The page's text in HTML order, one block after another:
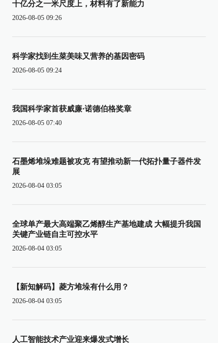
十亿分之一米尺度上，材料有了新能力
2026-08-05 09:26
科学家找到生菜美味又营养的基因密码
2026-08-05 09:24
我国科学家首获威廉·诺德伯格奖章
2026-08-05 07:40
石墨烯堆垛难题被攻克 有望推动新一代拓扑量子器件发
展
2026-08-04 03:05
全球单产最大高端聚乙烯醇生产基地建成 大幅提升我国
关键产业链自主可控水平
2026-08-04 03:05
【新知解码】菱方堆垛有什么用？
2026-08-04 03:05
人工智能技术产业迎来爆发式增长